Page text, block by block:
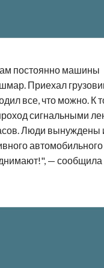
постоянно машины
Приехал
все, что можно. К
сигнальными
Люди вынуждены
автомобильного
—